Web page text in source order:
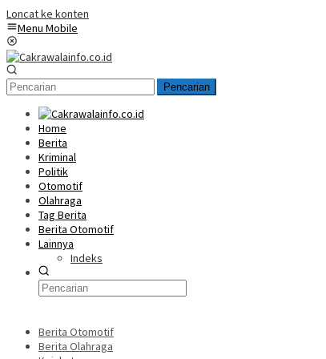
Loncat ke konten
Menu Mobile
Pencarian
Home
Berita
Kriminal
Politik
Otomotif
Olahraga
Tag Berita
Berita Otomotif
Lainnya
Indeks
Berita Otomotif
Berita Olahraga